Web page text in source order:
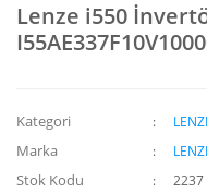
Lenze i550
Kategori
Marka
Stok Kodu 2237